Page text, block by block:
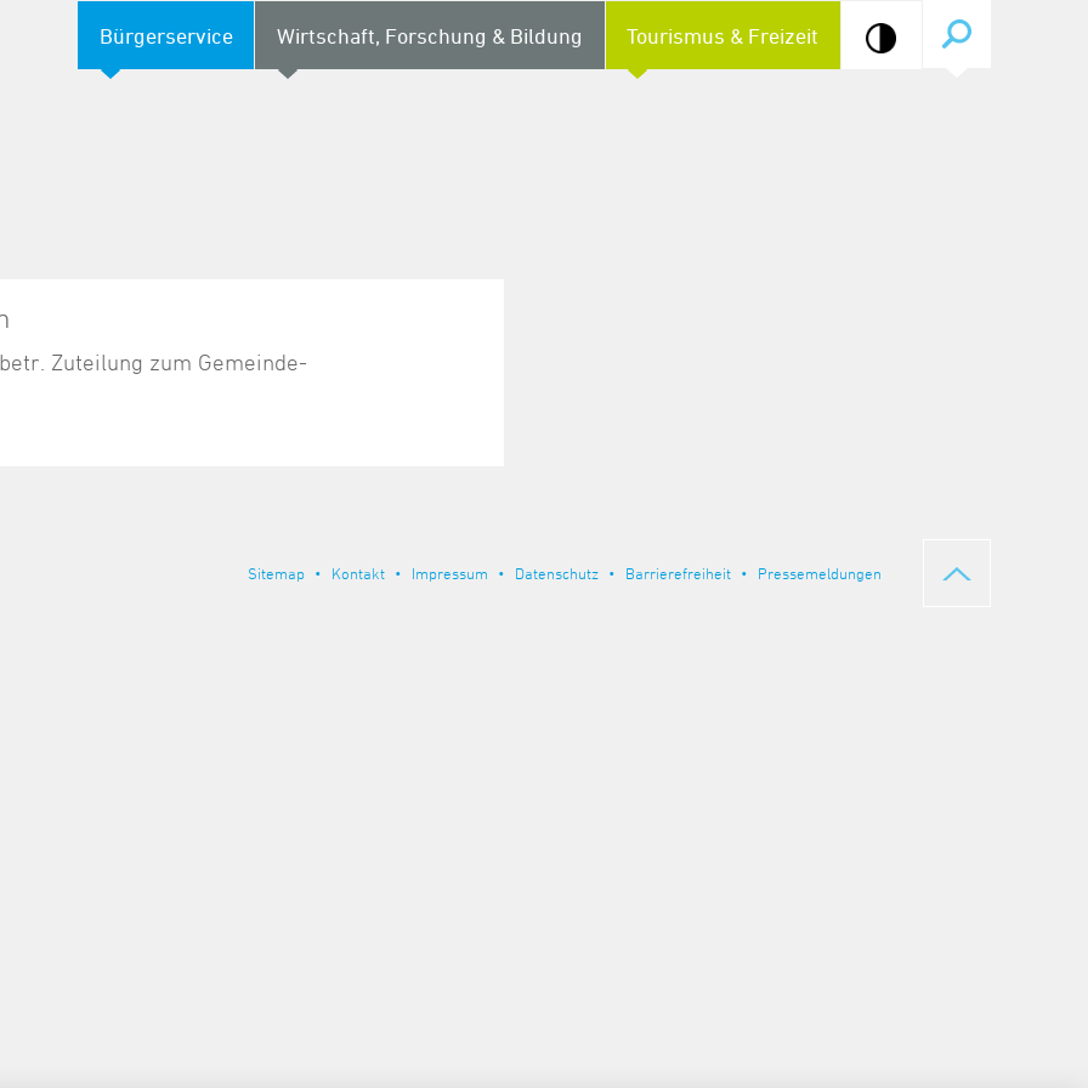
Bürgerservice Wirtschaft, Forschung & Bildung Tourismus & Freizeit
Zuteilung zum Gemeinde-
Sitemap Kontakt Impressum Datenschutz Barrierefreiheit Pressemeldungen